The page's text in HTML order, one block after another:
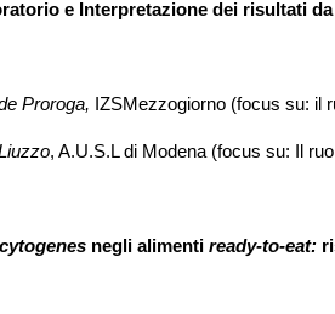
e Interpretazione dei risultati
Proroga, IZSMezzogiorno (focus su: il
, A.U.S.L di Modena (focus su: Il
negli alimenti ready-to-eat: